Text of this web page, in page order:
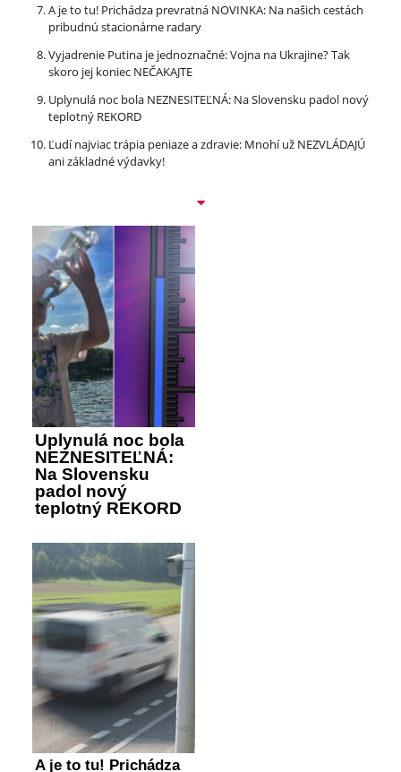
A je to tu! Prichádza prevratná NOVINKA: Na našich cestách
pribudnú stacionárne radary
Vyjadrenie Putina je jednoznačné: Vojna na Ukrajine? Tak
skoro jej koniec NEČAKAJTE
Uplynulá noc bola NEZNESITEĽNÁ: Na Slovensku padol nový
teplotný REKORD
Ľudí najviac trápia peniaze a zdravie: Mnohí už NEZVLÁDAJÚ
ani základné výdavky!
Uplynulá noc bola
NEZNESITEĽNÁ:
Na Slovensku
padol nový
teplotný REKORD
A je to tu! Prichádza